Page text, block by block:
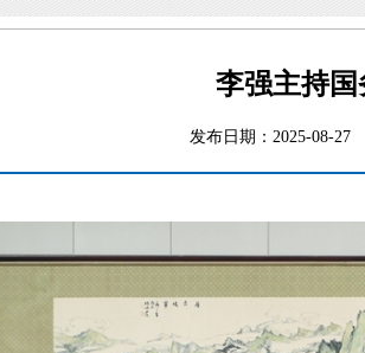
李强主持
发布日期：